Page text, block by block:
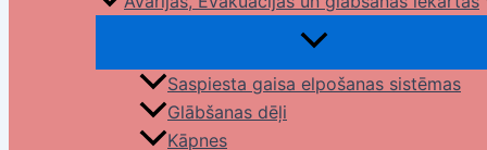
Saspiesta gaisa elpošanas sistēmas
Glābšanas dēļi
Kāpnes